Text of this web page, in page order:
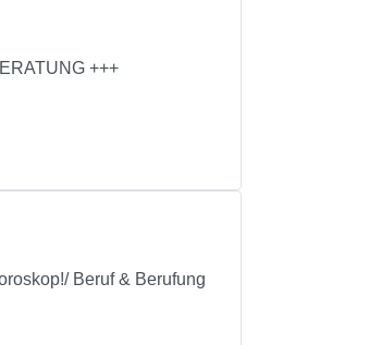
+++
Beruf & Berufung